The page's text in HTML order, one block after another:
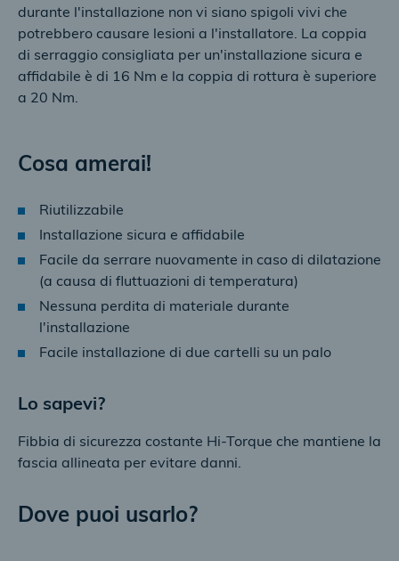
durante l'installazione non vi siano spigoli vivi che
potrebbero causare lesioni a l'installatore. La coppia
di serraggio consigliata per un'installazione sicura e
affidabile è di 16 Nm e la coppia di rottura è superiore
a 20 Nm.
Cosa amerai!
Riutilizzabile
Installazione sicura e affidabile
Facile da serrare nuovamente in caso di dilatazione
(a causa di fluttuazioni di temperatura)
Nessuna perdita di materiale durante
l'installazione
Facile installazione di due cartelli su un palo
Lo sapevi?
Fibbia di sicurezza costante Hi-Torque che mantiene la
fascia allineata per evitare danni.
Dove puoi usarlo?